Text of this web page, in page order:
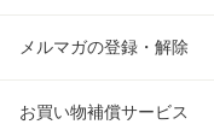
メルマガの登録・解除
お買い物補償サービス